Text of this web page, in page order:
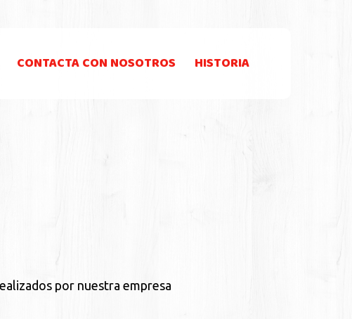
CONTACTA CON NOSOTROS HISTORIA
por nuestra empresa